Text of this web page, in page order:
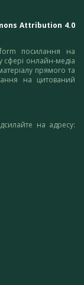
Attribution 4.0
посилання на
сфері онлайн-медіа
прямого та
на цитований
на адресу: